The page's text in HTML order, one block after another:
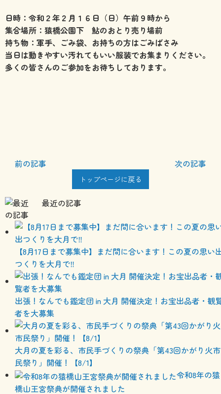
日時：令和２年２月１６日（日）午前９時から
集合場所：猿橋公園下 鮎のおとり売り場前
持ち物：軍手、ごみ袋、お持ちの方はごみばさみ
当日は動きやすい汚れてもいい服装でお集まりください。
多くの皆さんのご参加をお待ちしております。
前の記事 次の記事
トップページに戻る
最近の記事
【8月17日まで募集中】まだ間に合います！この夏の思い
つくりを大月で‼
出張！なんでも鑑定団 in 大月 開催決定！お宝出品者・観
者を大募集
大月の夏を彩る、市民手づくりの祭典「第43回かがり火市
民祭り」開催！【8/1】
令和8年の猿
橋山王宮祭典が開催されました